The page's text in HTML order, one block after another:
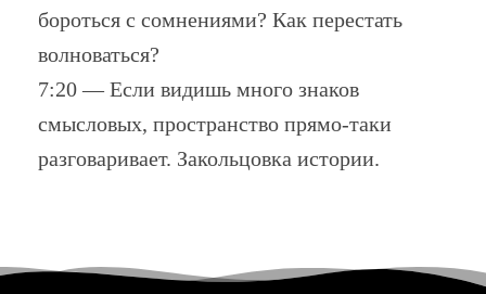
бороться с сомнениями? Как перестать
волноваться?
7:20 — Если видишь много знаков
смысловых, пространство прямо-таки
разговаривает. Закольцовка истории.